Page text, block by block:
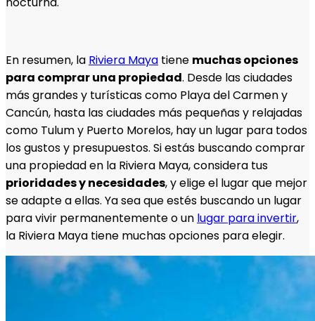
En resumen, la Riviera Maya tiene muchas opciones
para comprar una propiedad. Desde las ciudades
más grandes y turísticas como Playa del Carmen y
Cancún, hasta las ciudades más pequeñas y relajadas
como Tulum y Puerto Morelos, hay un lugar para todos
los gustos y presupuestos. Si estás buscando comprar
una propiedad en la Riviera Maya, considera tus
prioridades y necesidades, y elige el lugar que mejor
se adapte a ellas. Ya sea que estés buscando un lugar
para vivir permanentemente o un lugar para invertir,
la Riviera Maya tiene muchas opciones para elegir.